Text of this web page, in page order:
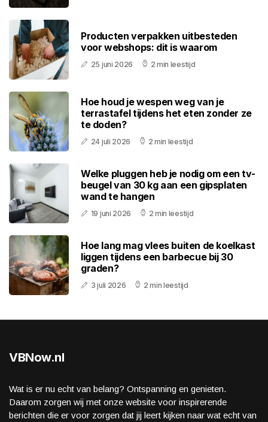
Producten verpakken uitbesteden
voor webshops: dit is waarom
25 juni 2026 2 min leestijd
Hoe houd je wespen weg van je
terrastafel tijdens het eten zonder ze
te doden?
24 juli 2026 2 min leestijd
Welke pluggen heb je nodig om een tv-
beugel van 30 kg aan een gipsplaten
wand te hangen
19 juni 2026 2 min leestijd
Hoe lang mag vlees buiten de koelkast
liggen tijdens een barbecue bij 30
graden?
3 juli 2026 2 min leestijd
VBNow.nl
Wat is er nu echt van belang? Ontspanning en genieten.
Daarom zorgen wij met onze website voor inspirerende
berichten die er voor zorgen dat jij leert kijken naar wat echt van